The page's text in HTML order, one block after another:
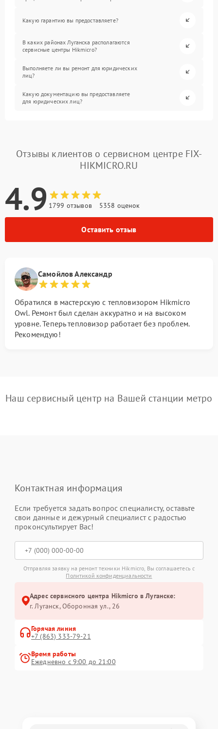
Какую гарантию вы предоставляете?
В каких районах Луганска располагаются
сервисные центры Hikmicro?
Выполняете ли вы ремонт для юридических
лиц?
Какую документацию вы предоставляете
для юридических лиц?
Отзывы клиентов о сервисном центре FIX-
HIKMICRO.RU
4.9 1799 отзывов 5358 оценок
Оставить отзыв
Самойлов Александр
Обратился в мастерскую с тепловизором Hikmicro
Owl. Ремонт был сделан аккуратно и на высоком
уровне. Теперь тепловизор работает без проблем.
Рекомендую!
Наш сервисный центр на Вашей станции метро
Контактная информация
Если требуется задать вопрос специалисту, оставьте
свои данные и дежурный специалист с радостью
проконсультирует Вас!
Отправляя заявку на ремонт техники Hikmicro, Вы соглашаетесь с
Политикой конфиденциальности
Адрес сервисного центра Hikmicro в Луганске:
г. Луганск, Оборонная ул., 26
Горячая линия
+7 (863) 333-79-21
Время работы
Ежедневно с 9:00 до 21:00